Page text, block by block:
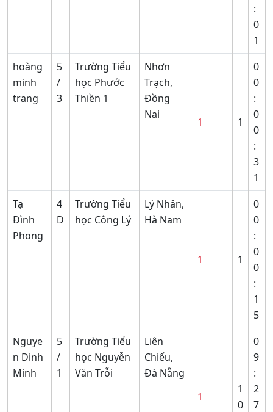
:
0
1
hoàng
minh
trang
5
/
3
Trường Tiểu
học Phước
Thiền 1
Nhơn
Trạch,
Đồng
Nai
1 1
0
0
:
0
0
:
3
1
Tạ
Đình
Phong
4
D
Trường Tiểu
học Công Lý
Lý Nhân,
Hà Nam
1 1
0
0
:
0
0
:
1
5
Nguye
n Dinh
Minh
5
/
1
Trường Tiểu
học Nguyễn
Văn Trỗi
Liên
Chiểu,
Đà Nẵng
1
1
0
0
9
:
2
7